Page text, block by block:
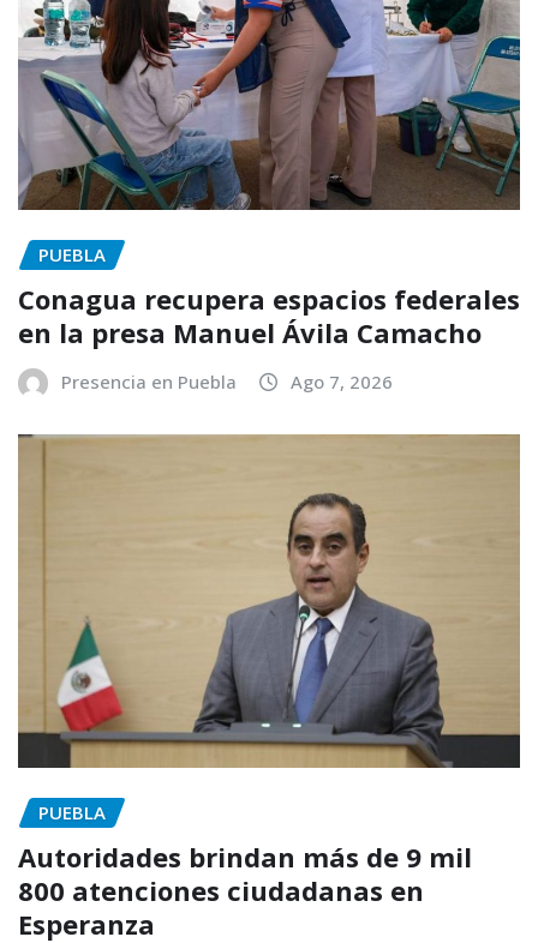
PUEBLA
Conagua recupera espacios federales
en la presa Manuel Ávila Camacho
Presencia en Puebla Ago 7, 2026
PUEBLA
Autoridades brindan más de 9 mil
800 atenciones ciudadanas en
Esperanza